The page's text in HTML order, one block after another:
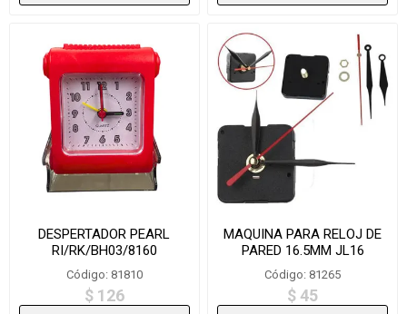
DESPERTADOR PEARL
RI/RK/BH03/8160
Código: 81810
$ 126
MAQUINA PARA RELOJ DE
PARED 16.5MM JL16
Código: 81265
$ 45